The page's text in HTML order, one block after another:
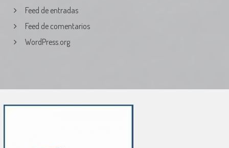
Feed de entradas
Feed de comentarios
WordPress.org